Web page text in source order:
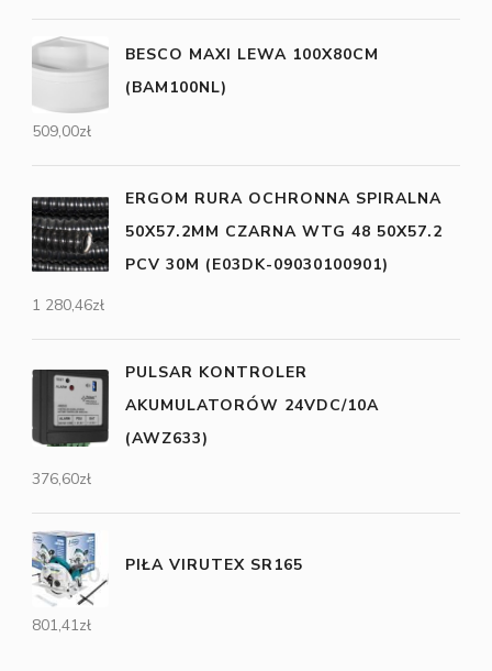
BESCO MAXI LEWA 100X80CM
(BAM100NL)
509,00zł
ERGOM RURA OCHRONNA SPIRALNA
50X57.2MM CZARNA WTG 48 50X57.2
PCV 30M (E03DK-09030100901)
1 280,46zł
PULSAR KONTROLER
AKUMULATORÓW 24VDC/10A
(AWZ633)
376,60zł
PIŁA VIRUTEX SR165
801,41zł